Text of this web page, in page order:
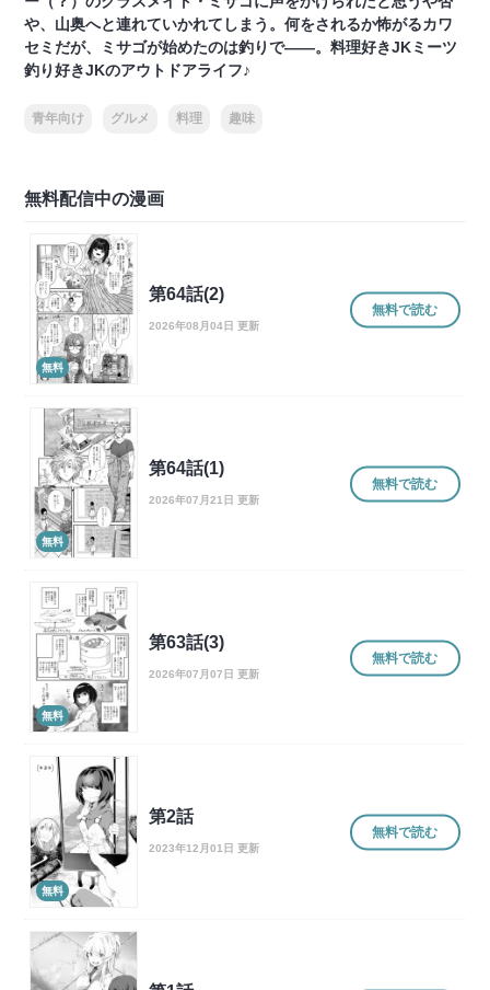
や、山奥へと連れていかれてしまう。何をされるか怖がるカワ
セミだが、ミサゴが始めたのは釣りで――。料理好きJKミーツ
釣り好きJKのアウトドアライフ♪
青年向け グルメ 料理 趣味
無料配信中の漫画
無料
第64話(2)
2026年08月04日 更新
無料で読む
無料
第64話(1)
2026年07月21日 更新
無料で読む
無料
第63話(3)
2026年07月07日 更新
無料で読む
無料
第2話
2023年12月01日 更新
無料で読む